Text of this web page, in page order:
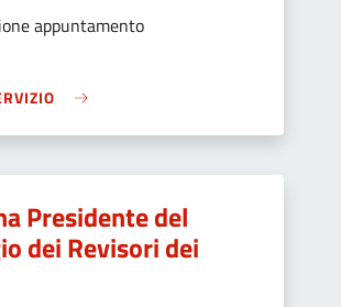
appuntamento
Presidente del
dei Revisori dei